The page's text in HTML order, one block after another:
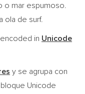
o mar espumoso.
ola de surf.
in Unicode
y se agrupa con
Unicode